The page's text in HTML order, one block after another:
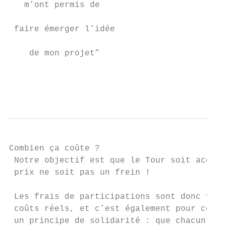
   m’ont permis de
faire émerger l’idée
    de mon projet”
Combien ça coûte ?
Notre objectif est que le Tour soit
prix ne soit pas un frein !
Les frais de participations sont donc
coûts réels, et c’est également pour
un principe de solidarité : que chacun